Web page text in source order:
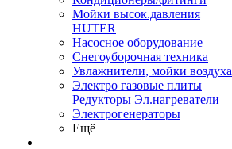
Мойки высок.давления
HUTER
Насосное оборудование
Снегоуборочная техника
Увлажнители, мойки воздуха
Электро газовые плиты
Редукторы Эл.нагреватели
Электрогенераторы
Ещё